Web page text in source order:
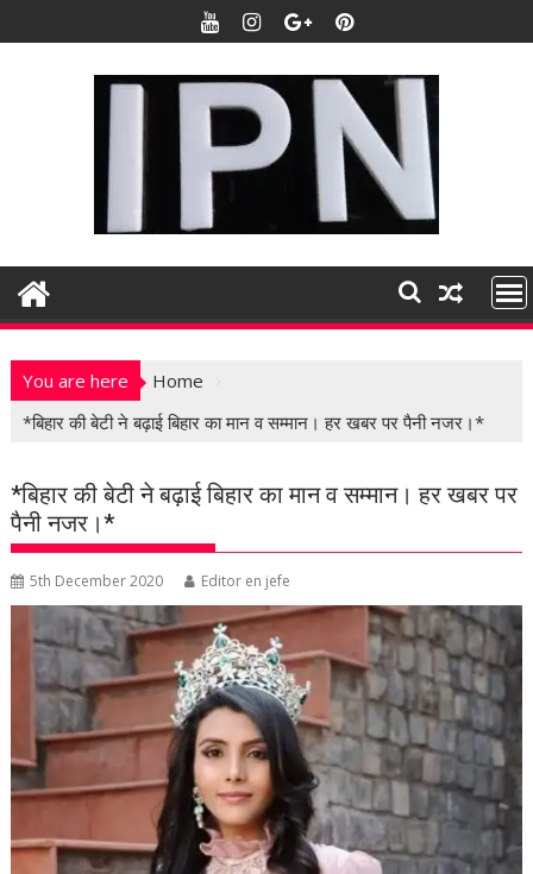
k
t
n
You are here
Home
*बिहार की बेटी ने बढ़ाई बिहार का मान व सम्मान। हर खबर पर पैनी नजर।*
*बिहार की बेटी ने बढ़ाई बिहार का मान व सम्मान। हर खबर पर
पैनी नजर।*
5th December 2020 Editor en jefe